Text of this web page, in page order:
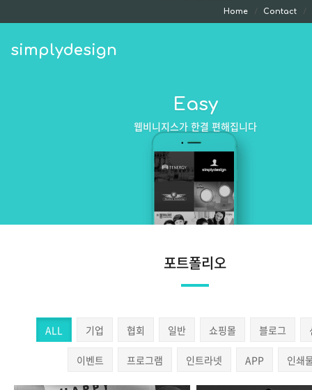
Home Contact
simplydesign
Easy
웹비니지스가 한결 편해집니다
포트폴리오
ALL 기업 협회 일반 쇼핑몰 블로그
이벤트 프로그램 인트라넷 APP 인쇄